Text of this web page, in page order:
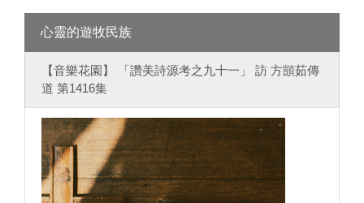
心靈的遊牧民族
【音樂花園】 「讚美詩源考之九十一」 訪 方顗茹傳
道 第1416集